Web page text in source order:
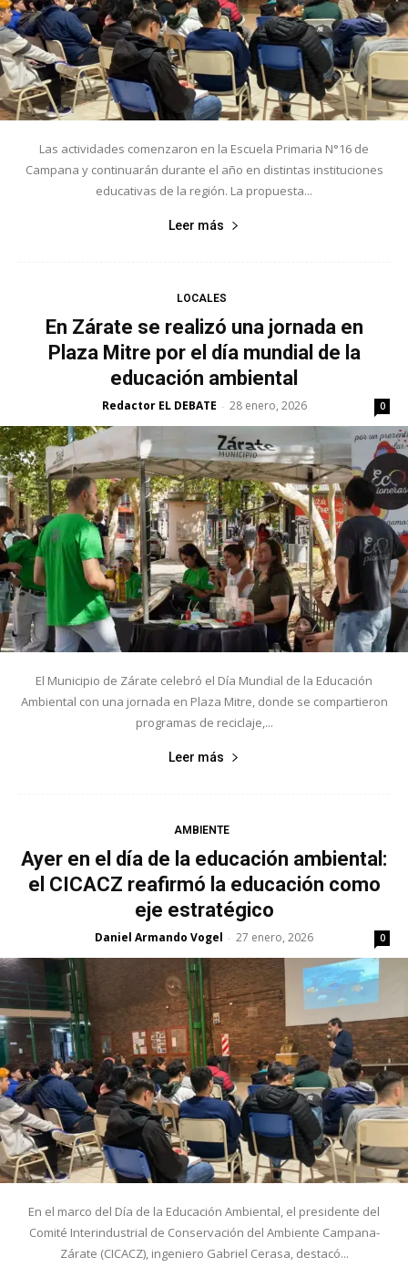
Las actividades comenzaron en la Escuela Primaria N°16 de
Campana y continuarán durante el año en distintas instituciones
educativas de la región. La propuesta...
Leer más
LOCALES
En Zárate se realizó una jornada en
Plaza Mitre por el día mundial de la
educación ambiental
Redactor EL DEBATE - 28 enero, 2026 0
El Municipio de Zárate celebró el Día Mundial de la Educación
Ambiental con una jornada en Plaza Mitre, donde se compartieron
programas de reciclaje,...
Leer más
AMBIENTE
Ayer en el día de la educación ambiental:
el CICACZ reafirmó la educación como
eje estratégico
Daniel Armando Vogel - 27 enero, 2026 0
En el marco del Día de la Educación Ambiental, el presidente del
Comité Interindustrial de Conservación del Ambiente Campana-
Zárate (CICACZ), ingeniero Gabriel Cerasa, destacó...